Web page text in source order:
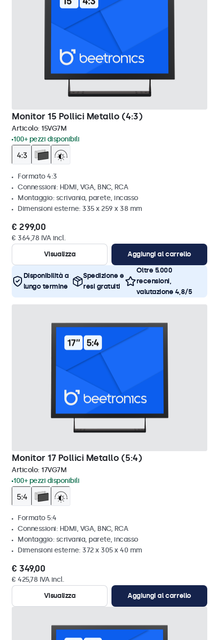
Monitor 15 Pollici Metallo (4:3)
Articolo: 15VG7M
100+ pezzi disponibili
Formato 4:3
Connessioni: HDMI, VGA, BNC, RCA
Montaggio: scrivania, parete, incasso
Dimensioni esterne: 335 x 259 x 38 mm
€ 299,00
€ 364,78 IVA incl.
Visualizza
Aggiungi al carrello
Disponibilità a
lungo termine
Spedizione e
resi gratuiti
Oltre 5.000
recensioni,
valutazione 4,8/5
Monitor 17 Pollici Metallo (5:4)
Articolo: 17VG7M
100+ pezzi disponibili
Formato 5:4
Connessioni: HDMI, VGA, BNC, RCA
Montaggio: scrivania, parete, incasso
Dimensioni esterne: 372 x 305 x 40 mm
€ 349,00
€ 425,78 IVA incl.
Visualizza
Aggiungi al carrello